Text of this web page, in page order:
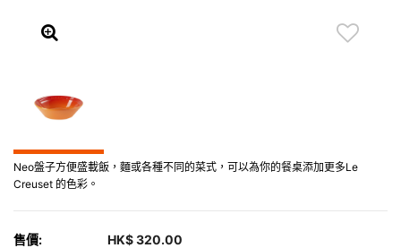
Neo盤子方便盛載飯，麵或各種不同的菜式，可以為你的餐桌添加更多Le
Creuset 的色彩。
售價: HK$ 320.00